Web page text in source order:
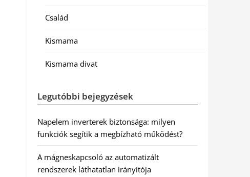
Család
Kismama
Kismama divat
Legutóbbi bejegyzések
Napelem inverterek biztonsága: milyen
funkciók segítik a megbízható működést?
A mágneskapcsoló az automatizált
rendszerek láthatatlan irányítója